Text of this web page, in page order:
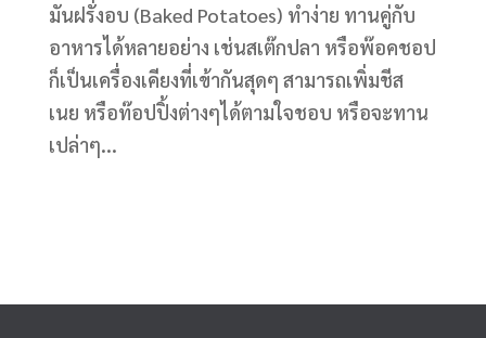
มันฝรั่งอบ (Baked Potatoes) ทำง่าย ทานคู่กับ
อาหารได้หลายอย่าง เช่นสเต๊กปลา หรือพ๊อคชอป
ก็เป็นเครื่องเคียงที่เข้ากันสุดๆ สามารถเพิ่มชีส
เนย หรือท๊อปปิ้งต่างๆได้ตามใจชอบ หรือจะทาน
เปล่าๆ...